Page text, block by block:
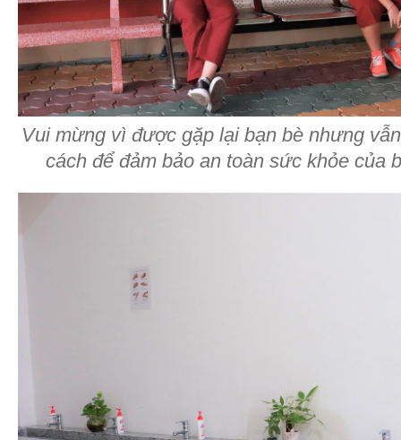
Vui mừng vì được gặp lại bạn bè nhưng
cách để đảm bảo an toàn sức khỏe của